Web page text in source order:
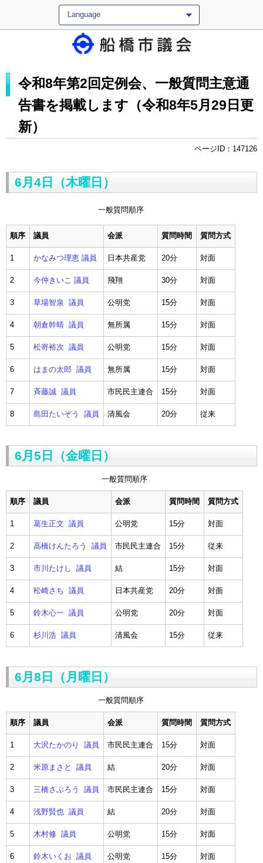
Language
令和8年第2回定例会、一般質問主意通
告書を掲載します（令和8年5月29日更
新）
ページID：147126
6月4日（木曜日）
一般質問順序
順序 議員 会派 質問時間 質問方式
1 かなみつ理恵 議員 日本共産党 20分 対面
2 今仲きいこ 議員 飛翔 30分 対面
3 草場智泉 議員 公明党 15分 対面
4 朝倉幹晴 議員 無所属 15分 対面
5 松嵜裕次 議員 公明党 15分 対面
6 はまの太郎 議員 無所属 15分 対面
7 斉藤誠 議員 市民民主連合 15分 対面
8 島田たいぞう 議員 清風会 20分 従来
6月5日（金曜日）
一般質問順序
順序 議員 会派 質問時間 質問方式
1 葛生正文 議員 公明党 15分 対面
2 高橋けんたろう 議員 市民民主連合 15分 従来
3 市川たけし 議員 結 15分 対面
4 松崎さち 議員 日本共産党 20分 対面
5 鈴木心一 議員 公明党 20分 対面
6 杉川浩 議員 清風会 15分 従来
6月8日（月曜日）
一般質問順序
順序 議員 会派 質問時間 質問方式
1 大沢たかのり 議員 市民民主連合 15分 対面
2 米原まさと 議員 結 20分 対面
3 三橋さぶろう 議員 市民民主連合 15分 対面
4 浅野賢也 議員 結 20分 対面
5 木村修 議員 公明党 15分 対面
6 鈴木いくお 議員 公明党 15分 対面